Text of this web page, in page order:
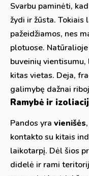
Svarbu paminėti,
žydi ir žūsta. Tokiais
pažeidžiamos, nes
plotuose.
buveinių
kitas vietas. Deja,
galimybę dažnai
Ramybė ir
Pandos yra vienišės
kontakto su kitais
laikotarpį. Dėl šios
didelė ir rami